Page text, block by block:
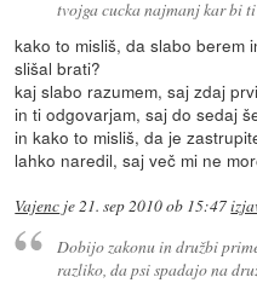
tvojga cucka najmanj kar bi
kako to misliš, da slabo berem
slišal brati?
kaj slabo razumem, saj zdaj
in ti odgovarjam, saj do sedaj
in kako to misliš, da je
lahko naredil, saj več mi ne
Vajenc je21. sep 2010 ob 15:47
Dobijo zakonu in družbi
razliko, da psi spadajo na